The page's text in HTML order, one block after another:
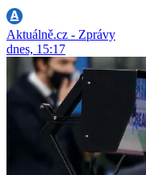
Aktuálně.cz - Zprávy
dnes, 15:17